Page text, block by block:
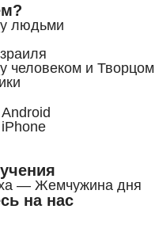
людьми
человеком и Творцом
— Жемчужина дня
на нас